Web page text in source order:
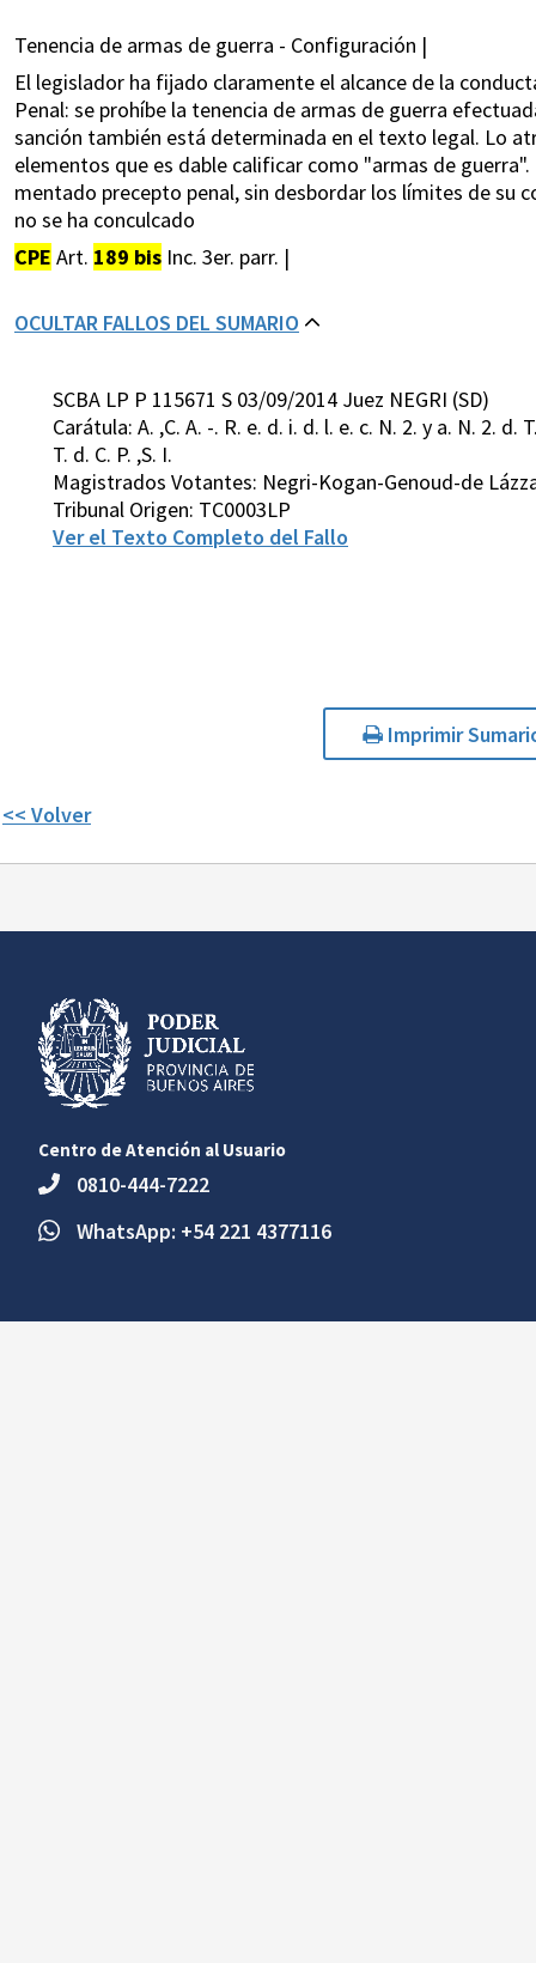
Tenencia de armas de guerra - Configuración |
El legislador ha fijado claramente el alcance de la
Penal: se prohíbe la tenencia de armas de guerra
sanción también está determinada en el texto legal. Lo
elementos que es dable calificar como "armas de
mentado precepto penal, sin desbordar los límites de su
no se ha conculcado
CPE Art. 189 bis Inc. 3er. parr. |
OCULTAR FALLOS DEL SUMARIO
SCBA LP P 115671 S 03/09/2014 Juez NEGRI (SD)
Carátula: A. ,C. A. -. R. e. d. i. d. l. e. c. N. 2. y a. N. 2. d.
T. d. C. P. ,S. I.
Magistrados Votantes: Negri-Kogan-Genoud-de
Tribunal Origen: TC0003LP
Ver el Texto Completo del Fallo
Imprimir
<< Volver
Centro de Atención al Usuario
0810-444-7222
WhatsApp: +54 221 4377116